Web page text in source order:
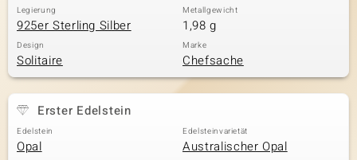
Legierung
925er Sterling Silber
Metallgewicht
1,98 g
Design
Solitaire
Marke
Chefsache
Erster Edelstein
Edelstein
Opal
Edelsteinvarietät
Australischer Opal